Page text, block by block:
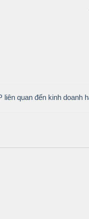
liên quan đến kinh doanh